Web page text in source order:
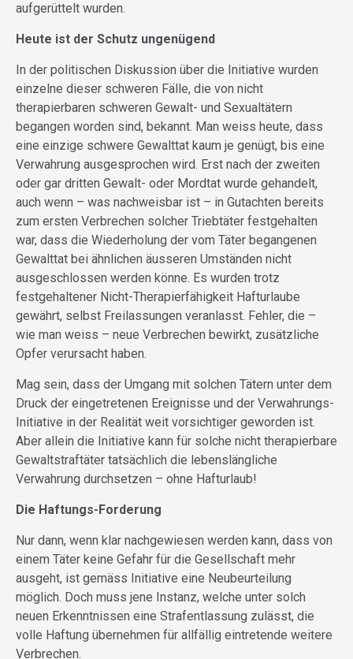
aufgerüttelt wurden.
Heute ist der Schutz ungenügend
In der politischen Diskussion über die Initiative wurden
einzelne dieser schweren Fälle, die von nicht
therapierbaren schweren Gewalt- und Sexualtätern
begangen worden sind, bekannt. Man weiss heute, dass
eine einzige schwere Gewalttat kaum je genügt, bis eine
Verwahrung ausgesprochen wird. Erst nach der zweiten
oder gar dritten Gewalt- oder Mordtat wurde gehandelt,
auch wenn – was nachweisbar ist – in Gutachten bereits
zum ersten Verbrechen solcher Triebtäter festgehalten
war, dass die Wiederholung der vom Täter begangenen
Gewalttat bei ähnlichen äusseren Umständen nicht
ausgeschlossen werden könne. Es wurden trotz
festgehaltener Nicht-Therapierfähigkeit Hafturlaube
gewährt, selbst Freilassungen veranlasst. Fehler, die –
wie man weiss – neue Verbrechen bewirkt, zusätzliche
Opfer verursacht haben.
Mag sein, dass der Umgang mit solchen Tätern unter dem
Druck der eingetretenen Ereignisse und der Verwahrungs-
Initiative in der Realität weit vorsichtiger geworden ist.
Aber allein die Initiative kann für solche nicht therapierbare
Gewaltstraftäter tatsächlich die lebenslängliche
Verwahrung durchsetzen – ohne Hafturlaub!
Die Haftungs-Forderung
Nur dann, wenn klar nachgewiesen werden kann, dass von
einem Täter keine Gefahr für die Gesellschaft mehr
ausgeht, ist gemäss Initiative eine Neubeurteilung
möglich. Doch muss jene Instanz, welche unter solch
neuen Erkenntnissen eine Strafentlassung zulässt, die
volle Haftung übernehmen für allfällig eintretende weitere
Verbrechen.